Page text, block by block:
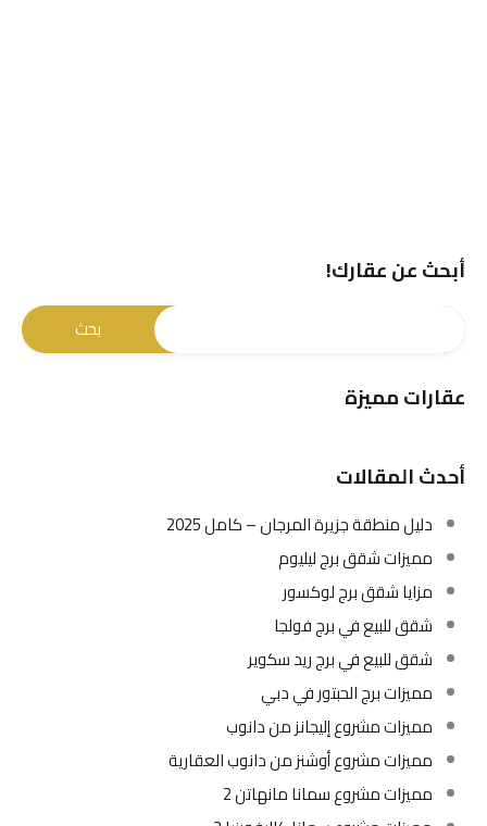
أبحث عن عقارك!
عقارات مميزة
أحدث المقالات
دليل منطقة جزيرة المرجان – كامل 2025
مميزات شقق برج ليليوم
مزايا شقق برج لوكسور
شقق للبيع في برج فولجا
شقق للبيع في برج ريد سكوير
مميزات برج الحبتور في دبي
مميزات مشروع إليجانز من دانوب
مميزات مشروع أوشنز من دانوب العقارية
مميزات مشروع سمانا مانهاتن 2